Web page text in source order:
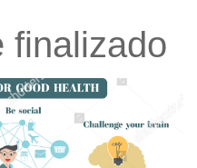
finalizado